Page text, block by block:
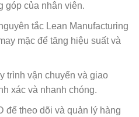
góp của nhân viên.
tắc Lean Manufacturing
mặc để tăng hiệu suất và
trình vận chuyển và giao
xác và nhanh chóng.
để theo dõi và quản lý hàng